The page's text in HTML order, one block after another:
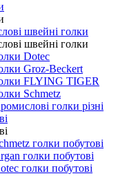
швейні голки
швейні голки
Dotec
Groz-Beckert
FLYING TIGER
Schmetz
голки різні
голки побутові
голки побутові
голки побутові